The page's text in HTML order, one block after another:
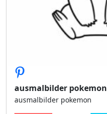
ausmalbilder pokemon
ausmalbilder pokemon